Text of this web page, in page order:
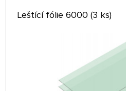
Leštící fólie 6000 (3 ks)